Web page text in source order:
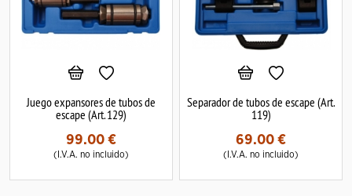
Juego expansores de tubos de
escape (Art. 129)
99.00€
(I.V.A. no incluido)
Separador de tubos de escape (Art.
119)
69.00 €
(I.V.A. no incluido)